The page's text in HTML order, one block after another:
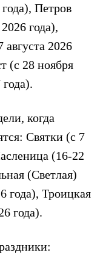
Петров
года),
2026
(с 28 ноября
когда
Святки (с 7
(16-22
(Светлая)
года), Троицкая
года).